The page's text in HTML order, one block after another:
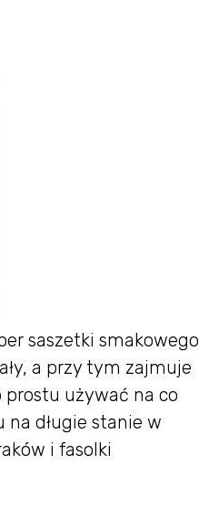
saszetki smakowego
a przy tym zajmuje
prostu używać na co
na długie stanie w
i fasolki